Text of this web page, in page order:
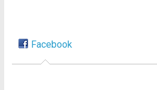
Facebook